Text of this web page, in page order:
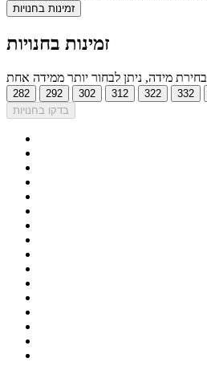
זמינות בחנויות
זמינות בחנויות
בחירת מידה, ניתן לבחור יותר ממידה אחת
282 292 302 312 322 332
בדקו בחנויות